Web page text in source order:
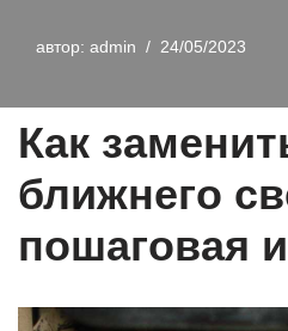
автор: admin 24/05/2023
Как
ближнего
пошаговая